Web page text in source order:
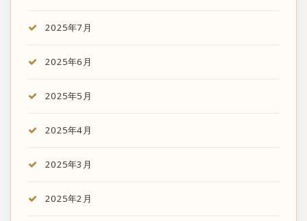
2025年7月
2025年6月
2025年5月
2025年4月
2025年3月
2025年2月